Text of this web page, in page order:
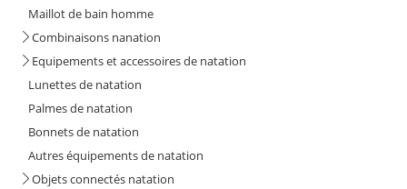
Maillot de bain homme
Combinaisons nanation
Equipements et accessoires de natation
Lunettes de natation
Palmes de natation
Bonnets de natation
Autres équipements de natation
Objets connectés natation